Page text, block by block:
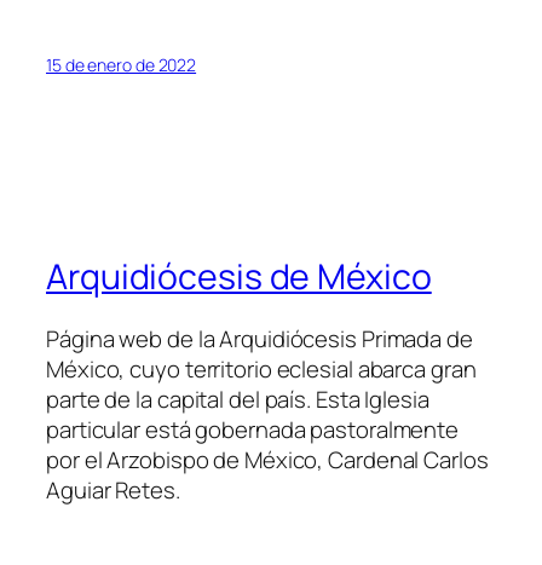
15 de enero de 2022
Arquidiócesis de México
Página web de la Arquidiócesis Primada de
México, cuyo territorio eclesial abarca gran
parte de la capital del país. Esta Iglesia
particular está gobernada pastoralmente
por el Arzobispo de México, Cardenal Carlos
Aguiar Retes.